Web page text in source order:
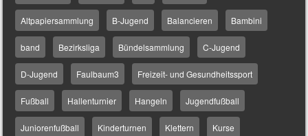
Altpapiersammlung B-Jugend Balancieren Bambini
band Bezirksliga Bündelsammlung C-Jugend
D-Jugend Faulbaum3 Freizeit- und Gesundheitssport
Fußball Hallenturnier Hangeln Jugendfußball
Juniorenfußball Kinderturnen Klettern Kurse